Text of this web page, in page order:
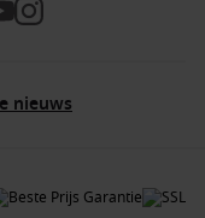
Het ideale
mix van cultuur,
nieuws